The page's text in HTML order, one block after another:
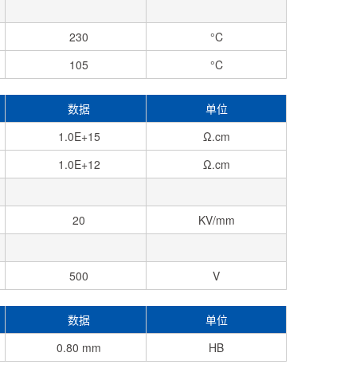
230
°C
105 °C
数据
单位
1.0E+15
Ω.cm
1.0E+12
Ω.cm
20
KV/mm
500 V
数据
单位
0.80 mm HB